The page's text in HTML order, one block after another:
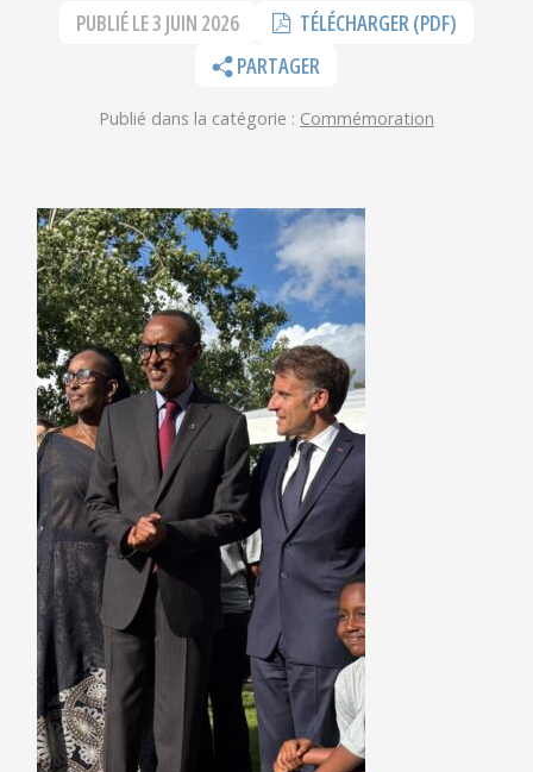
PUBLIÉ LE3 JUIN 2026
TÉLÉCHARGER (PDF)
PARTAGER
Publié dans la catégorie : Commémoration